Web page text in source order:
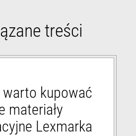
treści
warto kupować
materiały
Lexmarka